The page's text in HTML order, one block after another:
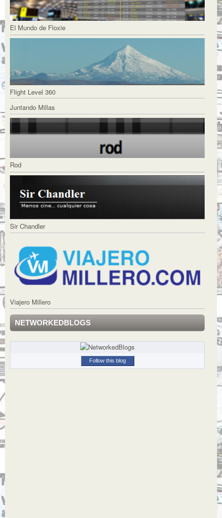
El Mundo de Floxie
Flight Level 360
Juntando Millas
Rod
Sir Chandler
Viajero Millero
NETWORKEDBLOGS
Follow this blog